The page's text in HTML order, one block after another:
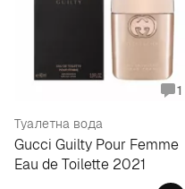
1
Туалетна вода
Gucci Guilty Pour Femme
Eau de Toilette 2021